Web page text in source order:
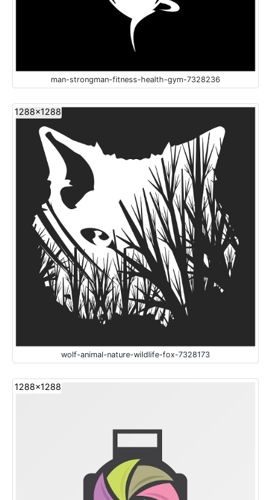
man-strongman-fitness-health-gym-7328236
1288x1288
wolf-animal-nature-wildlife-fox-7328173
1288x1288